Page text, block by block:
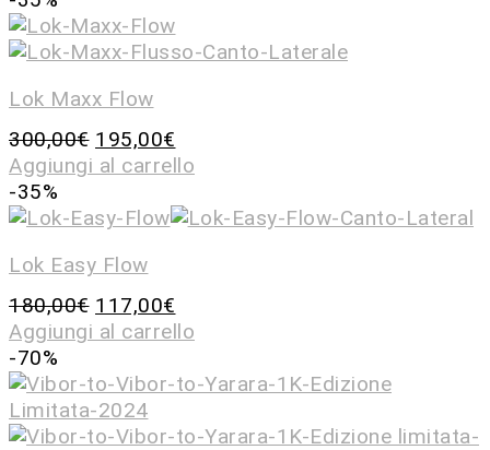
Lok Maxx Flow
300,00€ 195,00€
Aggiungi al carrello
-35%
Lok Easy Flow
180,00€ 117,00€
Aggiungi al carrello
-70%